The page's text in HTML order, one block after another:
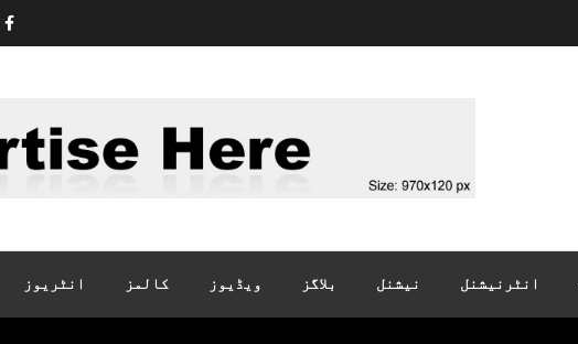
انٹرنیشنل نیشنل بلاگز ویڈیوز کالمز انٹریوز